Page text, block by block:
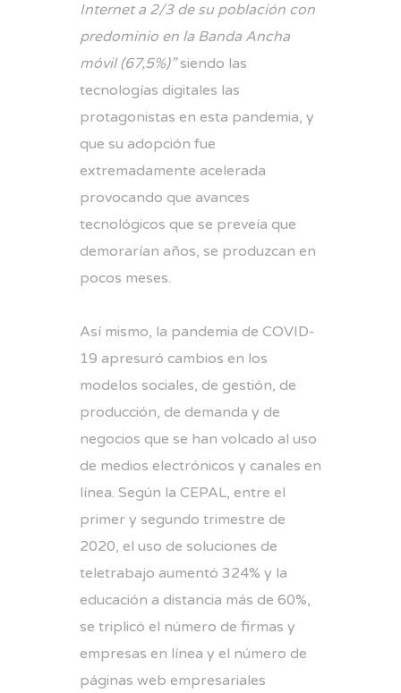
Internet a 2/3 de su población con
predominio en la Banda Ancha
móvil (67,5%)”siendo las
tecnologías digitales las
protagonistas en esta pandemia, y
que su adopción fue
extremadamente acelerada
provocando que avances
tecnológicos que se preveía que
demorarían años, se produzcan en
pocos meses.
Así mismo, la pandemia de COVID-
19 apresuró cambios en los
modelos sociales, de gestión, de
producción, de demanda y de
negocios que se han volcado al uso
de medios electrónicos y canales en
línea. Según la CEPAL, entre el
primer y segundo trimestre de
2020, el uso de soluciones de
teletrabajo aumentó 324% y la
educación a distancia más de 60%,
se triplicó el número de firmas y
empresas en línea y el número de
páginas web empresariales